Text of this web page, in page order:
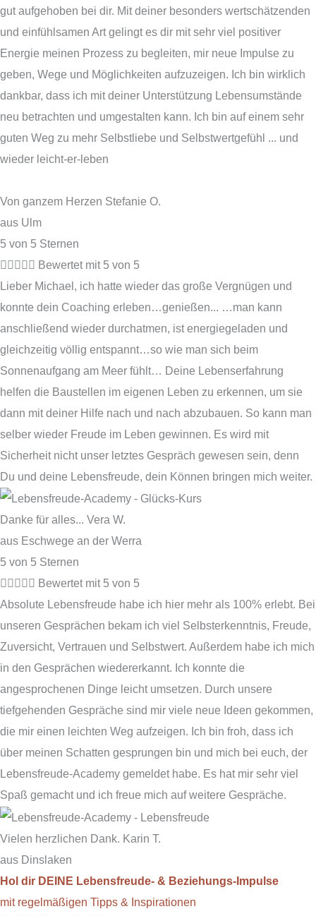
gut aufgehoben bei dir. Mit deiner besonders wertschätzenden
und einfühlsamen Art gelingt es dir mit sehr viel positiver
Energie meinen Prozess zu begleiten, mir neue Impulse zu
geben, Wege und Möglichkeiten aufzuzeigen. Ich bin wirklich
dankbar, dass ich mit deiner Unterstützung Lebensumstände
neu betrachten und umgestalten kann. Ich bin auf einem sehr
guten Weg zu mehr Selbstliebe und Selbstwertgefühl ... und
wieder leicht-er-leben
Von ganzem Herzen Stefanie O.
aus Ulm
5 von 5 Sternen
 Bewertet mit 5 von 5
Lieber Michael, ich hatte wieder das große Vergnügen und
konnte dein Coaching erleben…genießen... …man kann
anschließend wieder durchatmen, ist energiegeladen und
gleichzeitig völlig entspannt…so wie man sich beim
Sonnenaufgang am Meer fühlt… Deine Lebenserfahrung
helfen die Baustellen im eigenen Leben zu erkennen, um sie
dann mit deiner Hilfe nach und nach abzubauen. So kann man
selber wieder Freude im Leben gewinnen. Es wird mit
Sicherheit nicht unser letztes Gespräch gewesen sein, denn
Du und deine Lebensfreude, dein Können bringen mich weiter.
Danke für alles... Vera W.
aus Eschwege an der Werra
5 von 5 Sternen
     Bewertet mit 5 von 5
Absolute Lebensfreude habe ich hier mehr als 100% erlebt. Bei
unseren Gesprächen bekam ich viel Selbsterkenntnis, Freude,
Zuversicht, Vertrauen und Selbstwert. Außerdem habe ich mich
in den Gesprächen wiedererkannt. Ich konnte die
angesprochenen Dinge leicht umsetzen. Durch unsere
tiefgehenden Gespräche sind mir viele neue Ideen gekommen,
die mir einen leichten Weg aufzeigen. Ich bin froh, dass ich
über meinen Schatten gesprungen bin und mich bei euch, der
Lebensfreude-Academy gemeldet habe. Es hat mir sehr viel
Spaß gemacht und ich freue mich auf weitere Gespräche.
Vielen herzlichen Dank. Karin T.
aus Dinslaken
Hol dir DEINE Lebensfreude- & Beziehungs-Impulse
mit regelmäßigen Tipps & Inspirationen